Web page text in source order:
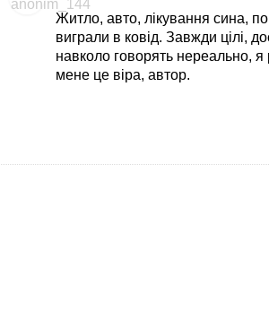
Житло, авто, лікування сина,
виграли в ковід. Завжди цілі,
навколо говорять нереально,
мене це віра, автор.